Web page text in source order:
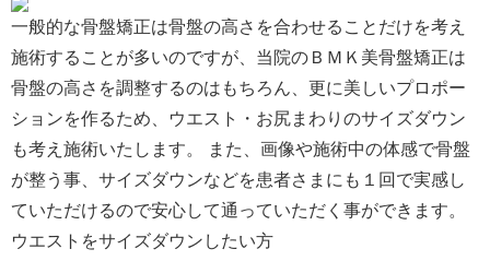
一般的な骨盤矯正は骨盤の高さを合わせることだけを考え
施術することが多いのですが、当院のＢＭＫ美骨盤矯正は
骨盤の高さを調整するのはもちろん、更に美しいプロポー
ションを作るため、ウエスト・お尻まわりのサイズダウン
も考え施術いたします。 また、画像や施術中の体感で骨盤
が整う事、サイズダウンなどを患者さまにも１回で実感し
ていただけるので安心して通っていただく事ができます。
ウエストをサイズダウンしたい方